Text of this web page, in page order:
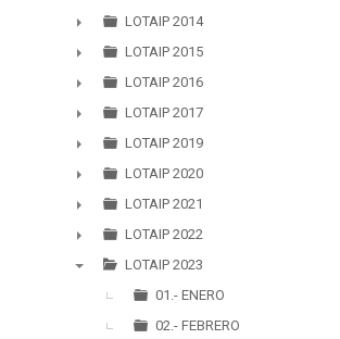
►
►
LOTAIP 2014
►
LOTAIP 2015
►
LOTAIP 2016
►
LOTAIP 2017
►
LOTAIP 2019
►
LOTAIP 2020
►
LOTAIP 2021
►
LOTAIP 2022
LOTAIP 2023
01.- ENERO
02.- FEBRERO